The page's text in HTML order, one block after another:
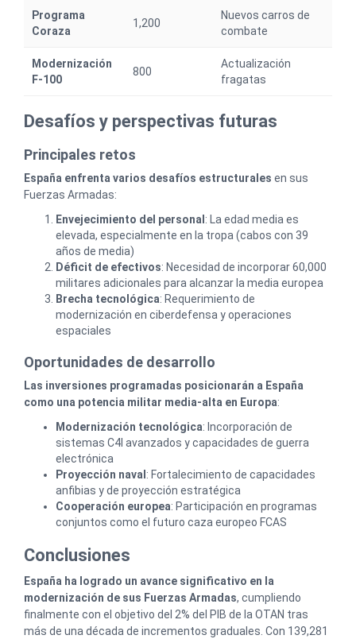
Programa
Coraza
1,200
Nuevos carros de
combate
Modernización
F-100
800
Actualización
fragatas
Desafíos y perspectivas futuras
Principales retos
España enfrenta varios desafíos estructurales en sus
Fuerzas Armadas:
Envejecimiento del personal : La edad media es
elevada, especialmente en la tropa (cabos con 39
años de media)
Déficit de efectivos: Necesidad de incorporar 60,000
militares adicionales para alcanzar la media europea
Brecha tecnológica: Requerimiento de
modernización en ciberdefensa y operaciones
espaciales
Oportunidades de desarrollo
Las inversiones programadas posicionarán a España
como una potencia militar media-alta en Europa:
Modernización tecnológica: Incorporación de
sistemas C4I avanzados y capacidades de guerra
electrónica
Proyección naval : Fortalecimiento de capacidades
anfibias y de proyección estratégica
Cooperación europea: Participación en programas
conjuntos como el futuro caza europeo FCAS
Conclusiones
España ha logrado un avance significativo en la
modernización de sus Fuerzas Armadas, cumpliendo
finalmente con el objetivo del 2% del PIB de la OTAN tras
más de una década de incrementos graduales. Con 139,281